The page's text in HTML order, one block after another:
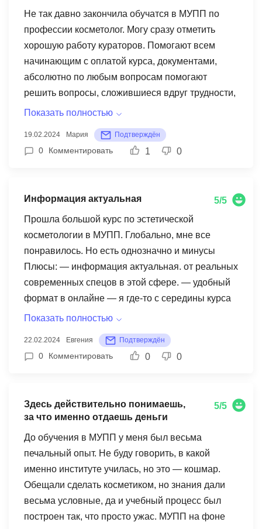
Не так давно закончила обучатся в МУПП по
профессии косметолог. Могу сразу отметить
хорошую работу кураторов. Помогают всем
начинающим с оплатой курса, документами,
абсолютно по любым вопросам помогают
решить вопросы, сложившиеся вдруг трудности,
а также идут навстречу всем начинающим). Уже
меня приняли в новый салон. По сертификату
учусь на массаж как закончу курс, напишу
Показать полностью
19.02.2024 Мария Подтверждён
0 Комментировать 1 0
Информация актуальная
5/5
Прошла большой курс по эстетической
косметологии в МУПП. Глобально, мне все
понравилось. Но есть однозначно и минусы
Плюсы: — информация актуальная. от реальных
современных спецов в этой сфере. — удобный
формат в онлайне — я где-то с середины курса
уже начала брать заказы, на просты процедуры.
стало больше. Минусы — вас никто не будет
пинать, что вот на этой недели вы должны
вы блоки проходите в своем режиме. — когда
только выбирала курс и оставила номер
телефона, стали активно их менеджеры по
продажам названивать. Они довольно
настойчивы, но зато они все объяснят и
расскажут.
Показать полностью
22.02.2024 Евгения Подтверждён
0 Комментировать 0 0
Здесь действительно понимаешь,
за что именно отдаешь деньги
5/5
До обучения в МУПП у меня был весьма
печальный опыт. Не буду говорить, в какой
именно институте училась, но это — кошмар.
Обещали сделать косметиком, но знания дали
весьма условные, да и учебный процесс был
построен так, что просто ужас. МУПП на фоне